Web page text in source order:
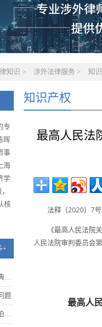
知识 > 涉外法律服务 > 知
专
晖
事
海
学
核
+
题
知识产权
最高人民法
法释〔2020〕7号
《最高人民法院
人民法院审判委员会
最高人